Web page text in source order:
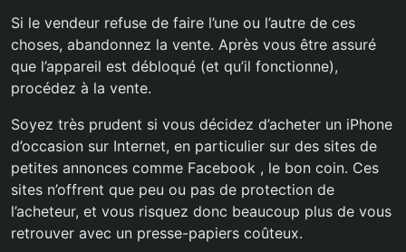
Si le vendeur refuse de faire l’une ou l’autre de ces
choses, abandonnez la vente. Après vous être assuré
que l’appareil est débloqué (et qu’il fonctionne),
procédez à la vente.
Soyez très prudent si vous décidez d’acheter un iPhone
d’occasion sur Internet, en particulier sur des sites de
petites annonces comme Facebook , le bon coin. Ces
sites n’offrent que peu ou pas de protection de
l’acheteur, et vous risquez donc beaucoup plus de vous
retrouver avec un presse-papiers coûteux.